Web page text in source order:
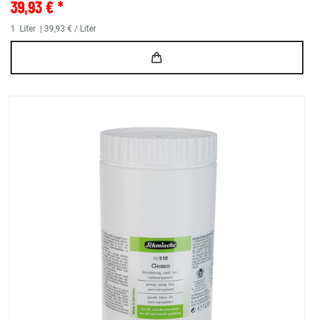
39,93 € *
1 Liter | 39,93 € / Liter